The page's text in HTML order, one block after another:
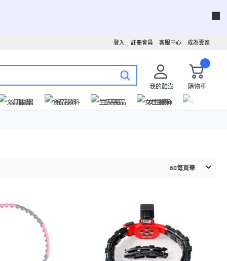
成為賣家
客服中心
註冊會員
登入
我的酷澎
購物車
文具圖書
食品飲料 生活用品 女性服飾
60每頁筆